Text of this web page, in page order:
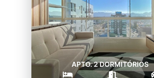
APTO. 2 DORMITÓRIOS